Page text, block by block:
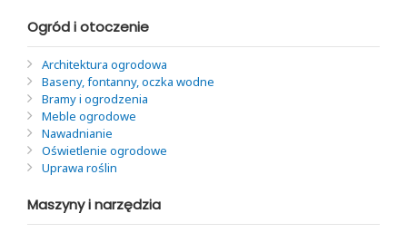
Ogród i otoczenie
Architektura ogrodowa
Baseny, fontanny, oczka wodne
Bramy i ogrodzenia
Meble ogrodowe
Nawadnianie
Oświetlenie ogrodowe
Uprawa roślin
Maszyny i narzędzia